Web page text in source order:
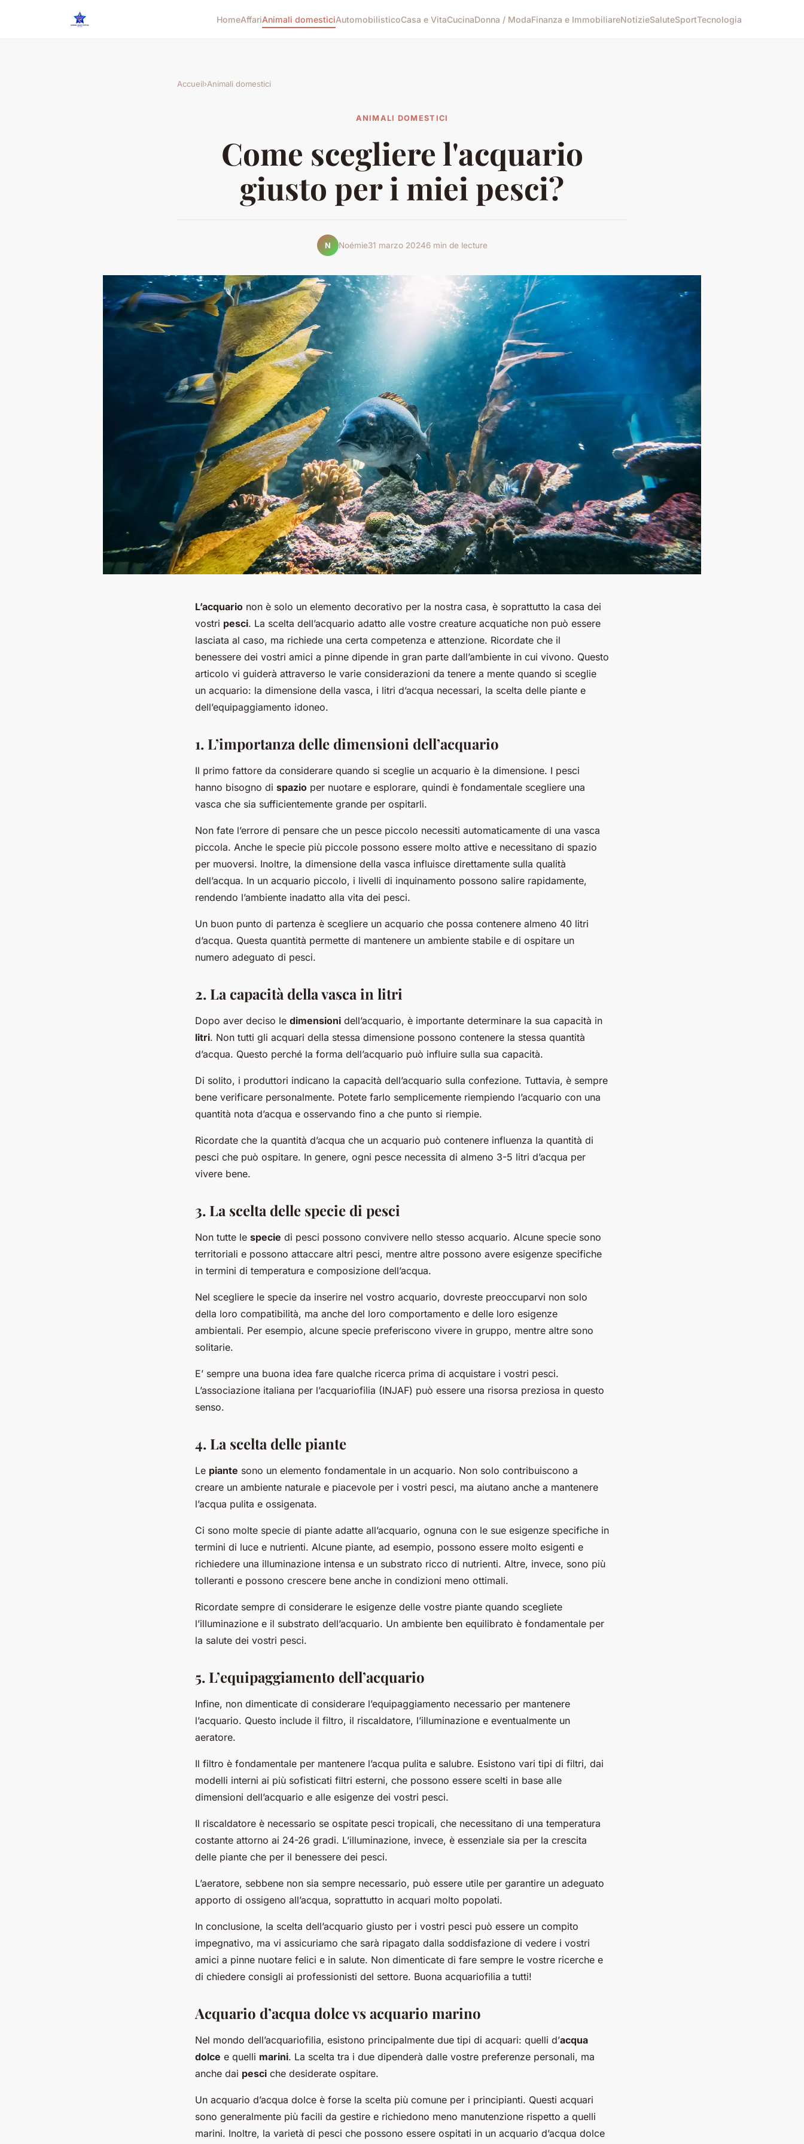
HomeAffariAnimali domesticiAutomobilisticoCasa e VitaCucinaDonna / ModaFinanza e ImmobiliareNotizieSaluteSportTecnologia
Accueil›Animali domestici
ANIMALI DOMESTICI
Come scegliere l'acquario
giusto per i miei pesci?
N Noémie31 marzo 20246 min de lecture
L’acquario non è solo un elemento decorativo per la nostra casa, è soprattutto la casa dei
vostri pesci. La scelta dell’acquario adatto alle vostre creature acquatiche non può essere
lasciata al caso, ma richiede una certa competenza e attenzione. Ricordate che il
benessere dei vostri amici a pinne dipende in gran parte dall’ambiente in cui vivono. Questo
articolo vi guiderà attraverso le varie considerazioni da tenere a mente quando si sceglie
un acquario: la dimensione della vasca, i litri d’acqua necessari, la scelta delle piante e
dell’equipaggiamento idoneo.
1. L’importanza delle dimensioni dell’acquario
Il primo fattore da considerare quando si sceglie un acquario è la dimensione. I pesci
hanno bisogno di spazio per nuotare e esplorare, quindi è fondamentale scegliere una
vasca che sia sufficientemente grande per ospitarli.
Non fate l’errore di pensare che un pesce piccolo necessiti automaticamente di una vasca
piccola. Anche le specie più piccole possono essere molto attive e necessitano di spazio
per muoversi. Inoltre, la dimensione della vasca influisce direttamente sulla qualità
dell’acqua. In un acquario piccolo, i livelli di inquinamento possono salire rapidamente,
rendendo l’ambiente inadatto alla vita dei pesci.
Un buon punto di partenza è scegliere un acquario che possa contenere almeno 40 litri
d’acqua. Questa quantità permette di mantenere un ambiente stabile e di ospitare un
numero adeguato di pesci.
2. La capacità della vasca in litri
Dopo aver deciso le dimensioni dell’acquario, è importante determinare la sua capacità in
litri. Non tutti gli acquari della stessa dimensione possono contenere la stessa quantità
d’acqua. Questo perché la forma dell’acquario può influire sulla sua capacità.
Di solito, i produttori indicano la capacità dell’acquario sulla confezione. Tuttavia, è sempre
bene verificare personalmente. Potete farlo semplicemente riempiendo l’acquario con una
quantità nota d’acqua e osservando fino a che punto si riempie.
Ricordate che la quantità d’acqua che un acquario può contenere influenza la quantità di
pesci che può ospitare. In genere, ogni pesce necessita di almeno 3-5 litri d’acqua per
vivere bene.
3. La scelta delle specie di pesci
Non tutte le specie di pesci possono convivere nello stesso acquario. Alcune specie sono
territoriali e possono attaccare altri pesci, mentre altre possono avere esigenze specifiche
in termini di temperatura e composizione dell’acqua.
Nel scegliere le specie da inserire nel vostro acquario, dovreste preoccuparvi non solo
della loro compatibilità, ma anche del loro comportamento e delle loro esigenze
ambientali. Per esempio, alcune specie preferiscono vivere in gruppo, mentre altre sono
solitarie.
E’ sempre una buona idea fare qualche ricerca prima di acquistare i vostri pesci.
L’associazione italiana per l’acquariofilia (INJAF) può essere una risorsa preziosa in questo
senso.
4. La scelta delle piante
Le piante sono un elemento fondamentale in un acquario. Non solo contribuiscono a
creare un ambiente naturale e piacevole per i vostri pesci, ma aiutano anche a mantenere
l’acqua pulita e ossigenata.
Ci sono molte specie di piante adatte all’acquario, ognuna con le sue esigenze specifiche in
termini di luce e nutrienti. Alcune piante, ad esempio, possono essere molto esigenti e
richiedere una illuminazione intensa e un substrato ricco di nutrienti. Altre, invece, sono più
tolleranti e possono crescere bene anche in condizioni meno ottimali.
Ricordate sempre di considerare le esigenze delle vostre piante quando scegliete
l’illuminazione e il substrato dell’acquario. Un ambiente ben equilibrato è fondamentale per
la salute dei vostri pesci.
5. L’equipaggiamento dell’acquario
Infine, non dimenticate di considerare l’equipaggiamento necessario per mantenere
l’acquario. Questo include il filtro, il riscaldatore, l’illuminazione e eventualmente un
aeratore.
Il filtro è fondamentale per mantenere l’acqua pulita e salubre. Esistono vari tipi di filtri, dai
modelli interni ai più sofisticati filtri esterni, che possono essere scelti in base alle
dimensioni dell’acquario e alle esigenze dei vostri pesci.
Il riscaldatore è necessario se ospitate pesci tropicali, che necessitano di una temperatura
costante attorno ai 24-26 gradi. L’illuminazione, invece, è essenziale sia per la crescita
delle piante che per il benessere dei pesci.
L’aeratore, sebbene non sia sempre necessario, può essere utile per garantire un adeguato
apporto di ossigeno all’acqua, soprattutto in acquari molto popolati.
In conclusione, la scelta dell’acquario giusto per i vostri pesci può essere un compito
impegnativo, ma vi assicuriamo che sarà ripagato dalla soddisfazione di vedere i vostri
amici a pinne nuotare felici e in salute. Non dimenticate di fare sempre le vostre ricerche e
di chiedere consigli ai professionisti del settore. Buona acquariofilia a tutti!
Acquario d’acqua dolce vs acquario marino
Nel mondo dell’acquariofilia, esistono principalmente due tipi di acquari: quelli d’acqua
dolce e quelli marini. La scelta tra i due dipenderà dalle vostre preferenze personali, ma
anche dai pesci che desiderate ospitare.
Un acquario d’acqua dolce è forse la scelta più comune per i principianti. Questi acquari
sono generalmente più facili da gestire e richiedono meno manutenzione rispetto a quelli
marini. Inoltre, la varietà di pesci che possono essere ospitati in un acquario d’acqua dolce